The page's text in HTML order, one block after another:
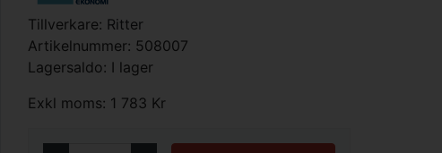
Tillverkare: Ritter
Artikelnummer: 508007
Lagersaldo: I lager
Exkl moms: 1 783 Kr